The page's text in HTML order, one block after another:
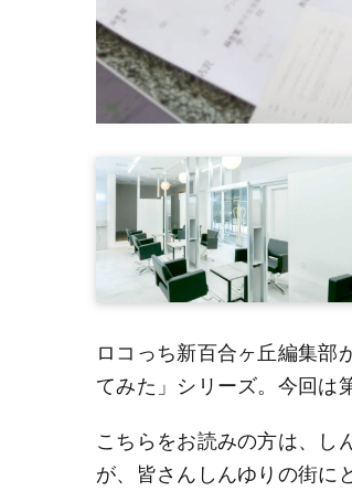
ロコっち新百合ヶ丘編集部
てみた」シリーズ。今回は
こちらをお読みの方は、し
が、皆さんしんゆりの街に